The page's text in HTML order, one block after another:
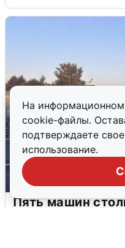
На
cookie-файлы.
подтверждаете свое
использование.
Пять машин